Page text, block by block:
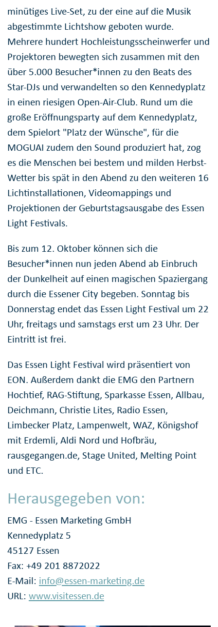
minütiges Live-Set, zu der eine auf die Musik
abgestimmte Lichtshow geboten wurde.
Mehrere hundert Hochleistungsscheinwerfer und
Projektoren bewegten sich zusammen mit den
über 5.000 Besucher*innen zu den Beats des
Star-DJs und verwandelten so den Kennedyplatz
in einen riesigen Open-Air-Club. Rund um die
große Eröffnungsparty auf dem Kennedyplatz,
dem Spielort "Platz der Wünsche", für die
MOGUAI zudem den Sound produziert hat, zog
es die Menschen bei bestem und milden Herbst-
Wetter bis spät in den Abend zu den weiteren 16
Lichtinstallationen, Videomappings und
Projektionen der Geburtstagsausgabe des Essen
Light Festivals.
Bis zum 12. Oktober können sich die
Besucher*innen nun jeden Abend ab Einbruch
der Dunkelheit auf einen magischen Spaziergang
durch die Essener City begeben. Sonntag bis
Donnerstag endet das Essen Light Festival um 22
Uhr, freitags und samstags erst um 23 Uhr. Der
Eintritt ist frei.
Das Essen Light Festival wird präsentiert von
EON. Außerdem dankt die EMG den Partnern
Hochtief, RAG-Stiftung, Sparkasse Essen, Allbau,
Deichmann, Christie Lites, Radio Essen,
Limbecker Platz, Lampenwelt, WAZ, Königshof
mit Erdemli, Aldi Nord und Hofbräu,
rausgegangen.de, Stage United, Melting Point
und ETC.
Herausgegeben von:
EMG - Essen Marketing GmbH
Kennedyplatz 5
45127 Essen
Fax: +49 201 8872022
E-Mail: info@essen-marketing.de
URL: www.visitessen.de